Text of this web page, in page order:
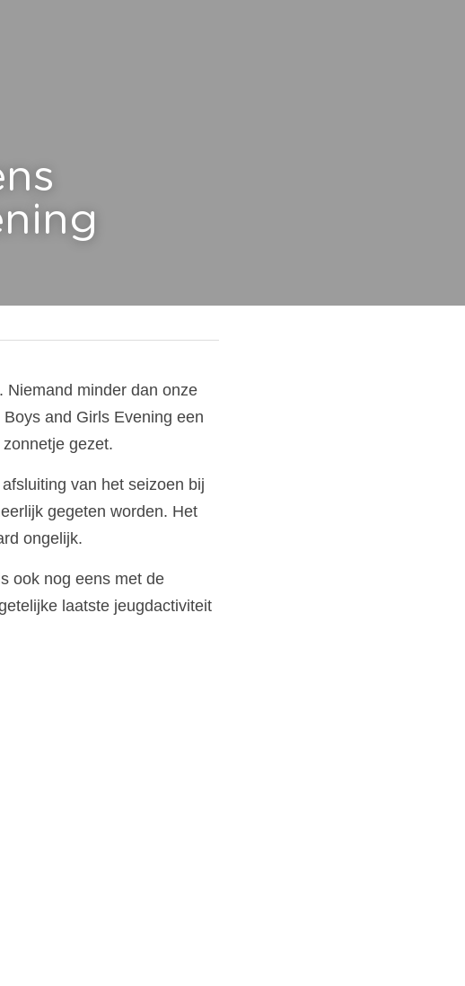
Niemand minder dan onze
and Girls Evening een
gezet.
van het seizoen bij
gegeten worden. Het
ongelijk.
ook nog eens met de
laatste jeugdactiviteit